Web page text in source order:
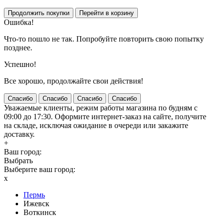
Ошибка!
Что-то пошло не так. Попробуйте повторить свою попытку
позднее.
Успешно!
Все хорошо, продолжайте свои действия!
Спасибо Спасибо Спасибо Спасибо
Уважаемые клиенты, режим работы магазина по будням с
09:00 до 17:30. Оформите интернет-заказ на сайте, получите
на складе, исключая ожидание в очереди или закажите
доставку.
+
Ваш город:
Выбрать
Выберите ваш город:
x
Пермь
Ижевск
Воткинск